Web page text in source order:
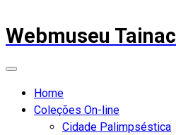
Webmuseu
Home
Coleções On-line
Cidade Palimpséstica